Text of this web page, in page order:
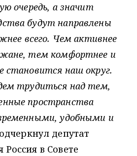
очередь, а значит
будут направлены
всего. Чем активнее
тем комфортнее и
становится наш округ.
трудиться над тем,
пространства
удобными и
депутат
в Совете